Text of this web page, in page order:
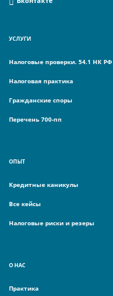
УСЛУГИ
Налоговые проверки. 54.1 НК РФ
Налоговая практика
Гражданские споры
Перечень 700-пп
ОПЫТ
Кредитные каникулы
Все кейсы
Налоговые риски и резеры
О НАС
Практика